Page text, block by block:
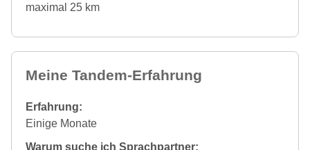
maximal 25 km
Meine Tandem-Erfahrung
Erfahrung:
Einige Monate
Warum suche ich Sprachpartner: